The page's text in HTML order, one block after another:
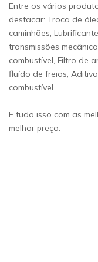
Entre os vários
destacar: Troca de
caminhões,
transmissões
combustível, Filtro de
fluído de freios,
combustível.
E tudo isso com as
melhor preço.